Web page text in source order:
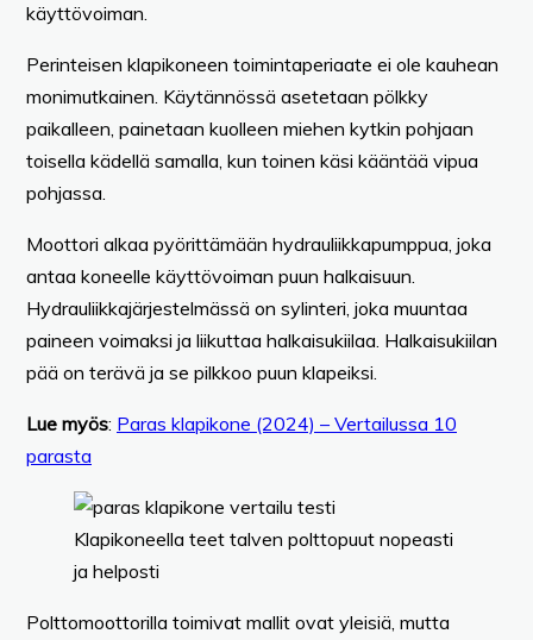
käyttövoiman.
Perinteisen klapikoneen toimintaperiaate ei ole kauhean
monimutkainen. Käytännössä asetetaan pölkky
paikalleen, painetaan kuolleen miehen kytkin pohjaan
toisella kädellä samalla, kun toinen käsi kääntää vipua
pohjassa.
Moottori alkaa pyörittämään hydrauliikkapumppua, joka
antaa koneelle käyttövoiman puun halkaisuun.
Hydrauliikkajärjestelmässä on sylinteri, joka muuntaa
paineen voimaksi ja liikuttaa halkaisukiilaa. Halkaisukiilan
pää on terävä ja se pilkkoo puun klapeiksi.
Lue myös: Paras klapikone (2024) – Vertailussa 10
parasta
Klapikoneella teet talven polttopuut nopeasti
ja helposti
Polttomoottorilla toimivat mallit ovat yleisiä, mutta